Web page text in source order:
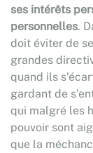
ses intérêts
personnelles.
doit éviter de
grandes
quand ils
gardant de
qui malgré les
pouvoir sont
que la